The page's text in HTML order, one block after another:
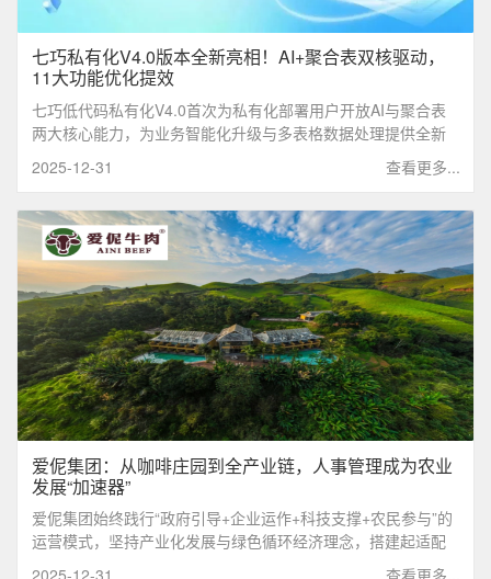
七巧私有化V4.0版本全新亮相！AI+聚合表双核驱动，
11大功能优化提效
七巧低代码私有化V4.0首次为私有化部署用户开放AI与聚合表
两大核心能力，为业务智能化升级与多表格数据处理提供全新
查看更多...
2025-12-31
爱伲集团：从咖啡庄园到全产业链，人事管理成为农业
发展“加速器”
爱伲集团始终践行“政府引导+企业运作+科技支撑+农民参与”的
运营模式，坚持产业化发展与绿色循环经济理念，搭建起适配
多业态、复杂人员结构的人事管理系统，着手构建热区肉牛、
查看更多...
2025-12-31